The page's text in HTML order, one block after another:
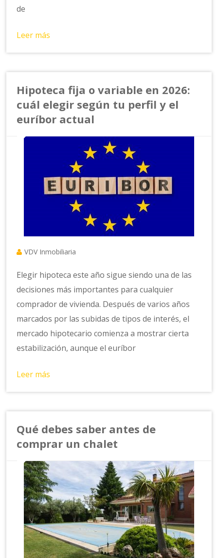
de
Leer más
Hipoteca fija o variable en 2026:
cuál elegir según tu perfil y el
euríbor actual
VDV Inmobiliaria
Elegir hipoteca este año sigue siendo una de las
decisiones más importantes para cualquier
comprador de vivienda. Después de varios años
marcados por las subidas de tipos de interés, el
mercado hipotecario comienza a mostrar cierta
estabilización, aunque el euríbor
Leer más
Qué debes saber antes de
comprar un chalet